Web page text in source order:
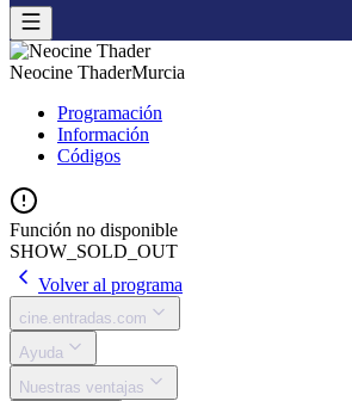
Neocine ThaderMurcia
Programación
Información
Códigos
Función no disponible
SHOW_SOLD_OUT
Volver al programa
cine.entradas.com
Ayuda
Nuestras ventajas